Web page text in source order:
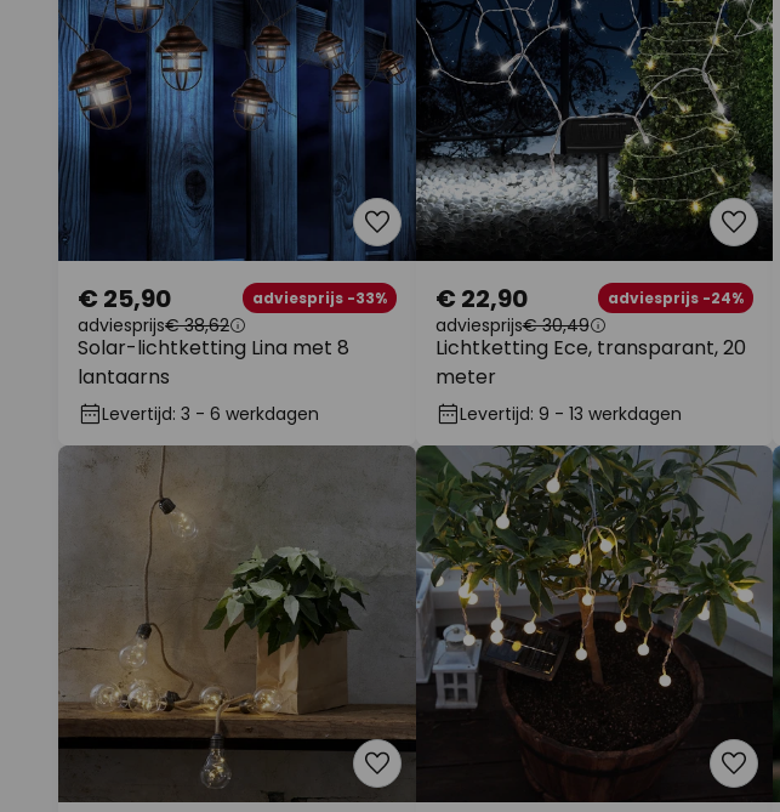
Solar-lichtketting Lina met 8
lantaarns
€ 25,90 adviesprijs -33%
adviesprijs€ 38,62
Levertijd: 3 - 6 werkdagen
Lichtketting Ece, transparant, 20
meter
€ 22,90 adviesprijs -24%
adviesprijs€ 30,49
Levertijd: 9 - 13 werkdagen